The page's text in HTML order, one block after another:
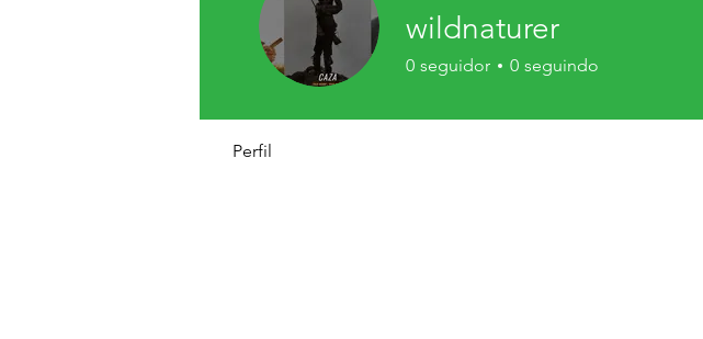
wildnaturer
0 seguidor 0 seguindo
Perfil